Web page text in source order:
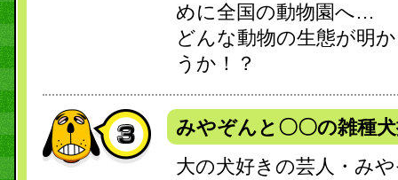
めに全国の動物園へ…
どんな動物の生態が明
うか！？
みやぞんと〇〇の雑種
大の犬好きの芸人・み